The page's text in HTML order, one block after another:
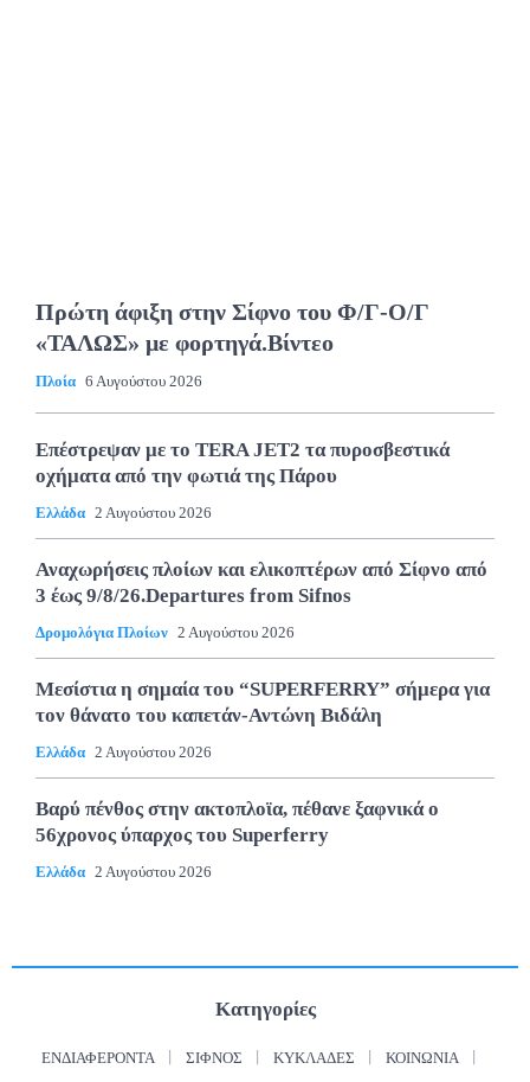
Πρώτη άφιξη στην Σίφνο του Φ/Γ-Ο/Γ
«ΤΑΛΩΣ» με φορτηγά.Βίντεο
Πλοία 6 Αυγούστου 2026
Επέστρεψαν με το TERA JET2 τα πυροσβεστικά
οχήματα από την φωτιά της Πάρου
Ελλάδα 2 Αυγούστου 2026
Αναχωρήσεις πλοίων και ελικοπτέρων από Σίφνο από
3 έως 9/8/26.Departures from Sifnos
Δρομολόγια Πλοίων 2 Αυγούστου 2026
Μεσίστια η σημαία του “SUPERFERRY” σήμερα για
τον θάνατο του καπετάν-Αντώνη Βιδάλη
Ελλάδα 2 Αυγούστου 2026
Βαρύ πένθος στην ακτοπλοϊα, πέθανε ξαφνικά ο
56χρονος ύπαρχος του Superferry
Ελλάδα 2 Αυγούστου 2026
Κατηγορίες
ΕΝΔΙΑΦΈΡΟΝΤΑ ΣΊΦΝΟΣ ΚΥΚΛΆΔΕΣ ΚΟΙΝΩΝΊΑ